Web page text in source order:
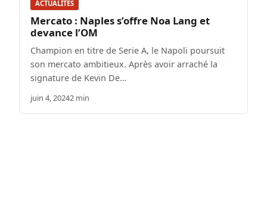
ACTUALITÉS
Mercato : Naples s’offre Noa Lang et
devance l’OM
Champion en titre de Serie A, le Napoli poursuit
son mercato ambitieux. Après avoir arraché la
signature de Kevin De…
juin 4, 20242 min